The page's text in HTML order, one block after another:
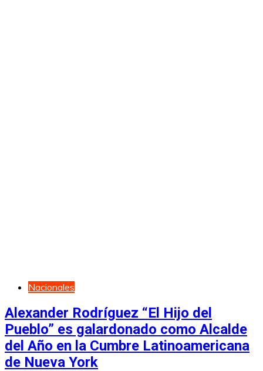
Nacionales
Alexander Rodríguez “El Hijo del
Pueblo” es galardonado como Alcalde
del Año en la Cumbre Latinoamericana
de Nueva York